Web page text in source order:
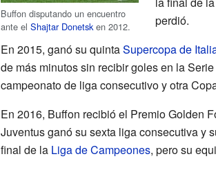
Buffon disputando un encuentro
ante el Shajtar Donetsken 2012.
perdió.
En 2015, ganó su quintaSupercopa de
de más minutos sin recibir goles en la
campeonato de liga consecutivo y otra
En 2016, Buffon recibió el Premio Golden
Juventus ganó su sexta liga consecutiva y
final de la Liga de Campeones, pero su